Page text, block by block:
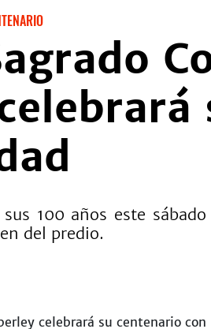
100 años este
del predio.